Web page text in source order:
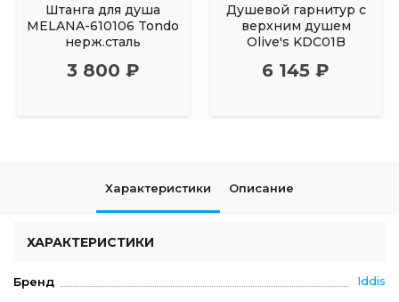
Штанга для душа
MELANA-610106 Tondo
нерж.сталь
3 800 ₽
Душевой гарнитур с
верхним душем
Olive's KDC01B
6 145 ₽
Характеристики Описание
ХАРАКТЕРИСТИКИ
Бренд Iddis